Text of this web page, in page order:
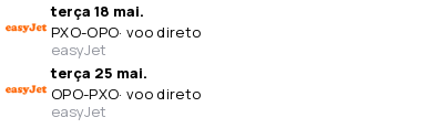
terça 18 mai.
PXO-OPO· voo direto
easyJet
terça 25 mai.
OPO-PXO· voo direto
easyJet